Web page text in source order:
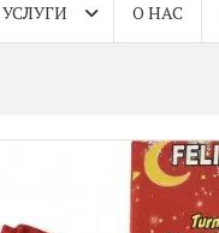
О НАС